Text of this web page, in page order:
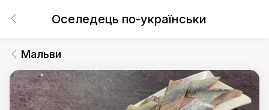
Оселедець по-українськи
Мальви